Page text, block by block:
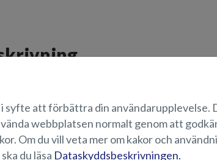
syfte att förbättra din användarupplevelse.
webbplatsen normalt genom att
Om du vill veta mer om kakor och
du läsa Dataskyddsbeskrivningen.